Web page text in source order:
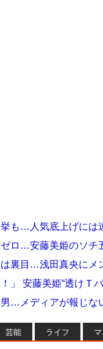
挙も…人気底上げには
ロ…安藤美姫のソチ
裏目…浅田真央にメ
！」 安藤美姫“透けＴ
…メディアが報じな
芸能 ライフ